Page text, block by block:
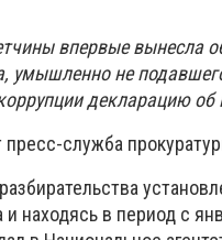
впервые вынесла
умышленно не
декларацию об
служба
и находясь в период с